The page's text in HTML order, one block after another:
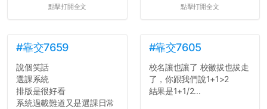
點擊打開全文 點擊打開全文
#靠交7659
說個笑話
選課系統
排版是很好看
系統過載難道又是選課日常
#靠交7605
校名讓也讓了 校徽拔也拔走
了，你跟我們說1+1>2
結果是1+1/2...